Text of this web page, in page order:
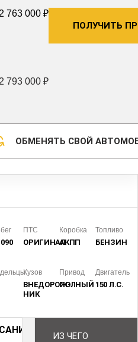
2 763 000 ₽
2 793 000 ₽
ПОЛУЧИТЬ
ОБМЕНЯТЬ СВОЙ
ПТС
ОРИГИНАЛ
Коробка
АКПП
Топливо
БЕНЗИН
Кузов
ВНЕДОРОЖ­
НИК
Привод
ПОЛНЫЙ
Двигатель
150 Л.С.
ИЗ ЧЕГО